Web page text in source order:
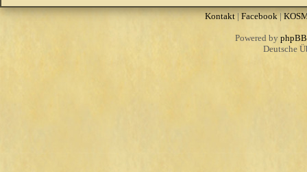
Kontakt| Facebook|
Powered by phpBB
Deutsche